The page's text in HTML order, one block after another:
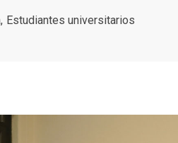
, Estudiantes universitarios